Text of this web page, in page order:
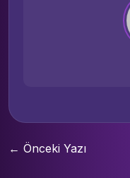
← Önceki Yazı